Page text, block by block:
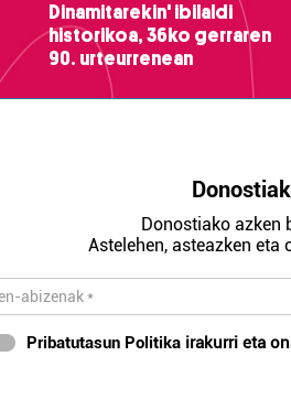
Dinamitarekin' ibilaldi
historikoa, 36ko gerraren
90. urteurrenean
Donostiako azken
Astelehen, asteazken
Pribatutasun Politika irakurri eta